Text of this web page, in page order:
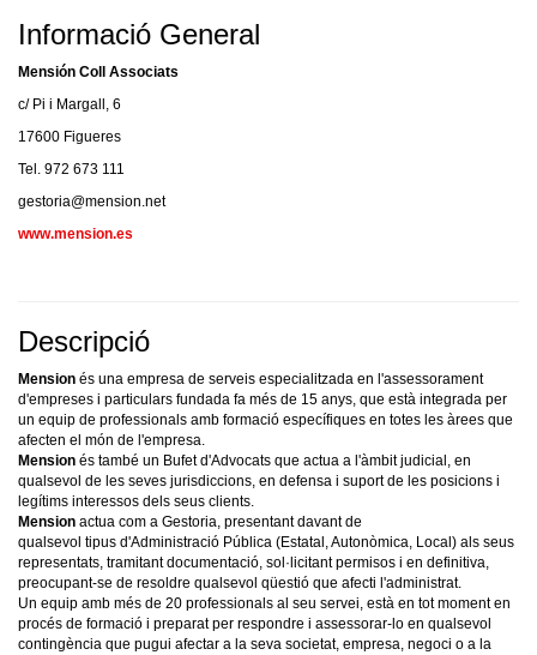
Informació General
Mensión Coll Associats
c/ Pi i Margall, 6
17600 Figueres
Tel. 972 673 111
gestoria@mension.net
www.mension.es
Descripció
Mension és una empresa de serveis especialitzada en l'assessorament
d'empreses i particulars fundada fa més de 15 anys, que està integrada per
un equip de professionals amb formació específiques en totes les àrees que
afecten el món de l'empresa.
Mension és també un Bufet d'Advocats que actua a l'àmbit judicial, en
qualsevol de les seves jurisdiccions, en defensa i suport de les posicions i
legítims interessos dels seus clients.
Mension actua com a Gestoria, presentant davant de
qualsevol tipus d'Administració Pública (Estatal, Autonòmica, Local) als seus
representats, tramitant documentació, sol·licitant permisos i en definitiva,
preocupant-se de resoldre qualsevol qüestió que afecti l'administrat.
Un equip amb més de 20 professionals al seu servei, està en tot moment en
procés de formació i preparat per respondre i assessorar-lo en qualsevol
contingència que pugui afectar a la seva societat, empresa, negoci o a la